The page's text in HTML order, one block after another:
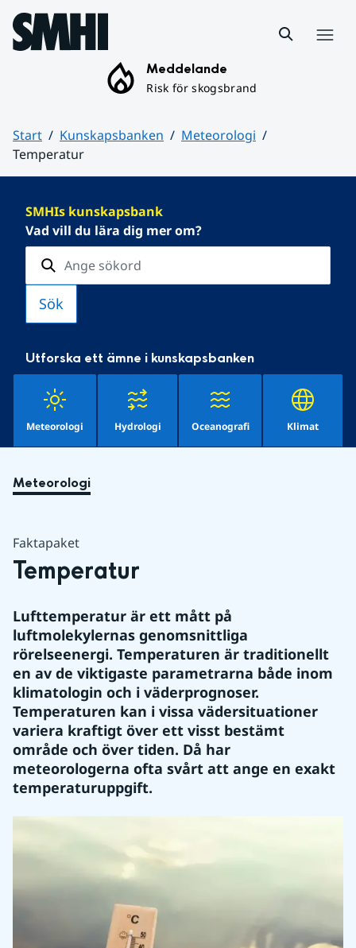
Hoppa till sidans innehåll
Meddelande
Risk för skogsbrand
Start Kunskapsbanken
Meteorologi
Temperatur
SMHIs kunskapsbank
Vad vill du lära dig mer om?
Utforska ett ämne i kunskapsbanken
Meteorologi Hydrologi Oceanografi Klimat
Meteorologi
Faktapaket
Temperatur
Lufttemperatur är ett mått på
luftmolekylernas genomsnittliga
rörelseenergi. Temperaturen är traditionellt
en av de viktigaste parametrarna både inom
klimatologin och i väderprognoser.
Temperaturen kan i vissa vädersituationer
variera kraftigt över ett visst bestämt
område och över tiden. Då har
meteorologerna ofta svårt att ange en exakt
temperaturuppgift.